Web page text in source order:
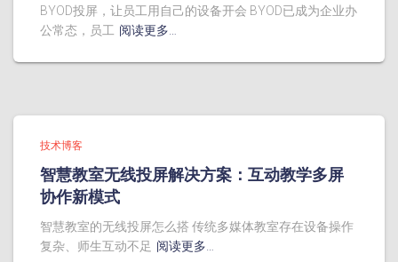
BYOD投屏，让员工用自己的设备开会 BYOD已成为企业办
公常态，员工 阅读更多…
技术博客
智慧教室无线投屏解决方案：互动教学多屏
协作新模式
智慧教室的无线投屏怎么搭 传统多媒体教室存在设备操作
复杂、师生互动不足 阅读更多…